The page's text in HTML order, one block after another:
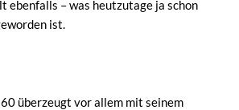
ebenfalls – was heutzutage ja schon
ist.
überzeugt vor allem mit seinem